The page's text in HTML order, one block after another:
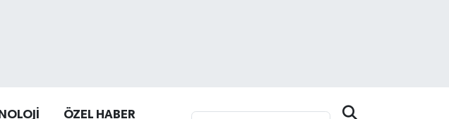
ÖZEL HABER